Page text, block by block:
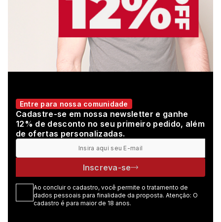
Entre para nossa comunidade
Cadastre-se em nossa newsletter e ganhe
12% de desconto no seu primeiro pedido, além
de ofertas personalizadas.
Inscreva-se
Ao concluir o cadastro, você permite o tratamento de
dados pessoais para finalidade da proposta. Atenção: O
cadastro é para maior de 18 anos.